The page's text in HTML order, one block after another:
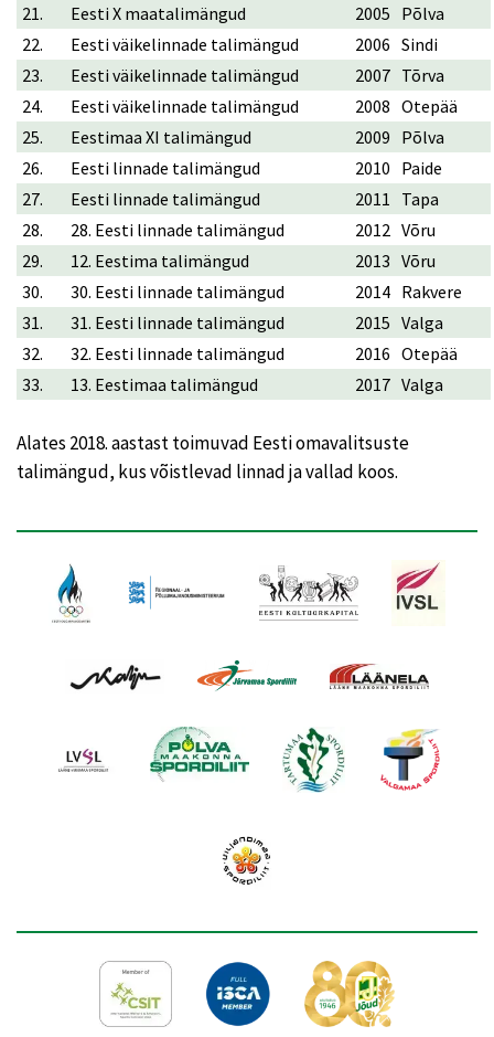
21.
Eesti X maatalimängud 2005 Põlva
22.
Eesti väikelinnade talimängud 2006 Sindi
23.
Eesti väikelinnade talimängud 2007 Tõrva
24.
Eesti väikelinnade talimängud 2008 Otepää
25.
Eestimaa XI talimängud 2009 Põlva
26.
Eesti linnade talimängud 2010 Paide
27.
Eesti linnade talimängud 2011
Tapa
28.
28. Eesti linnade talimängud 2012 Võru
29.
12. Eestima talimängud 2013 Võru
30.
30. Eesti linnade talimängud 2014 Rakvere
31.
31. Eesti linnade talimängud 2015 Valga
32.
32. Eesti linnade talimängud 2016 Otepää
33.
13. Eestimaa talimängud 2017 Valga
Alates 2018. aastast toimuvad Eesti omavalitsuste
talimängud, kus võistlevad linnad ja vallad koos.